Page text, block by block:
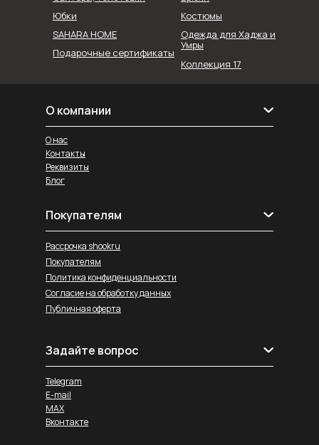
Коллекция 17
Юбки
SAHARA HOME
Костюмы
Подарочные сертификаты
Одежда для Хаджа и
Умры
О компании
Реквизиты
Блог
О нас
Контакты
Покупателям
Рассрочка shookru
Покупателям
Политика конфиденциальности
Согласие на обработку данных
Публичная оферта
Задайте вопрос
Telegram
E-mail
MAX
Вконтакте